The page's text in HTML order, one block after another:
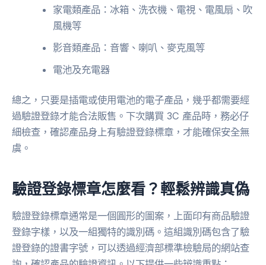
家電類產品：冰箱、洗衣機、電視、電風扇、吹
風機等
影音類產品：音響、喇叭、麥克風等
電池及充電器
總之，只要是插電或使用電池的電子產品，幾乎都需要經
過驗證登錄才能合法販售。下次購買 3C 產品時，務必仔
細檢查，確認產品身上有驗證登錄標章，才能確保安全無
虞。
驗證登錄標章怎麼看？輕鬆辨識真偽
驗證登錄標章通常是一個圓形的圖案，上面印有商品驗證
登錄字樣，以及一組獨特的識別碼。這組識別碼包含了驗
證登錄的證書字號，可以透過經濟部標準檢驗局的網站查